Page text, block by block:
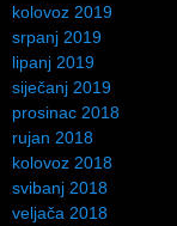
kolovoz 2019
srpanj 2019
lipanj 2019
siječanj 2019
prosinac 2018
rujan 2018
kolovoz 2018
svibanj 2018
veljača 2018